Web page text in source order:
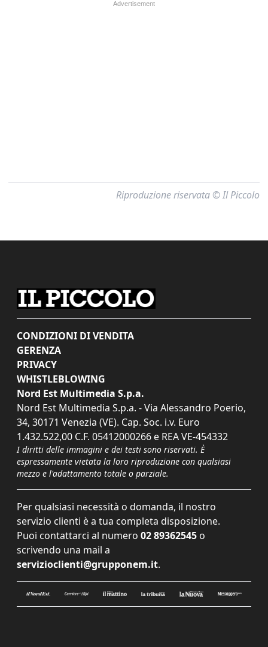
Riproduzione riservata © Il Piccolo
CONDIZIONI DI VENDITA
GERENZA
PRIVACY
WHISTLEBLOWING
Nord Est Multimedia S.p.a.
Nord Est Multimedia S.p.a. - Via Alessandro Poerio,
34, 30171 Venezia (VE). Cap. Soc. i.v. Euro
1.432.522,00 C.F. 05412000266 e REA VE-454332
I diritti delle immagini e dei testi sono riservati. È
espressamente vietata la loro riproduzione con qualsiasi
mezzo e l'adattamento totale o parziale.
Per qualsiasi necessità o domanda, il nostro
servizio clienti è a tua completa disposizione.
Puoi contattarci al numero 02 89362545 o
scrivendo una mail a
servizioclienti@grupponem.it.